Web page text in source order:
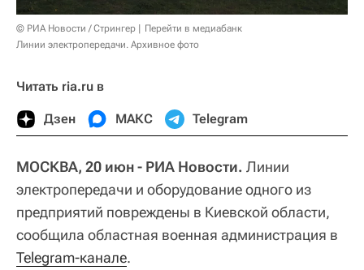
© РИА Новости / Стрингер
Перейти в медиабанк
Линии электропередачи. Архивное фото
Читать ria.ru в
Дзен МАКС Telegram
МОСКВА, 20 июн - РИА Новости. Линии
электропередачи и оборудование одного из
предприятий повреждены в Киевской области,
сообщила областная военная администрация в
Telegram-канале.